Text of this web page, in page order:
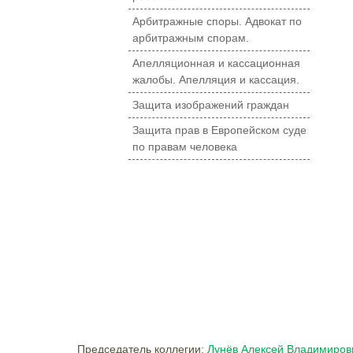
Арбитражные споры. Адвокат по
арбитражным спорам.
Апелляционная и кассационная
жалобы. Апелляция и кассация.
Защита изображений граждан
Защита прав в Европейском суде
по правам человека
Председатель коллегии: Лунёв Алексей